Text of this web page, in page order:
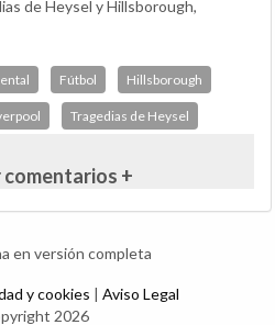
de Heysel y Hillsborough,
Fútbol Hillsborough
Tragedias de Heysel
+
en versión completa
y cookies | Aviso Legal
2026